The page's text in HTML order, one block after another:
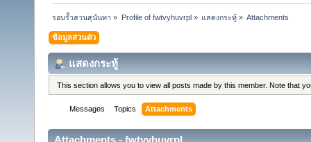
รอบรั้วสวนสุนันทา » Profile of fwtvyhuvrpl» แสดงกระทู้» Attachments
ข้อมูลส่วนตัว
แสดงกระทู้
This section allows you to view all posts made by this member. Note that
Messages Topics Attachments